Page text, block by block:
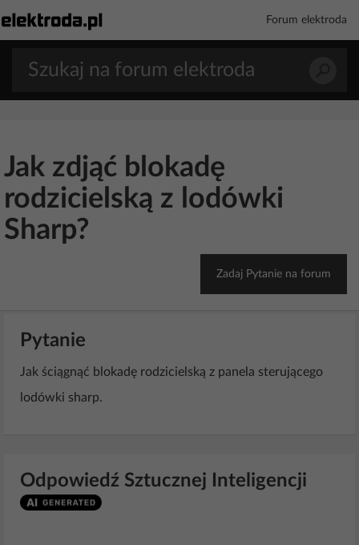
Forum elektroda
Jak zdjąć blokadę
rodzicielską z lodówki
Sharp?
Zadaj Pytanie na forum
Pytanie
Jak ściągnąć blokadę rodzicielską z panela sterującego
lodówki sharp.
Odpowiedź Sztucznej Inteligencji